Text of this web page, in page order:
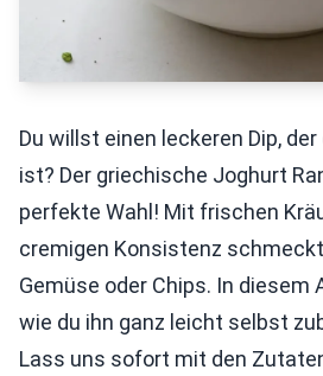
Du willst einen leckeren Dip,
ist? Der griechische Joghurt
perfekte Wahl! Mit frischen
cremigen Konsistenz
Gemüse oder Chips. In diesem
wie du ihn ganz leicht selbst
Lass uns sofort mit den